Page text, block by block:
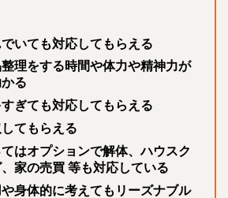
いても対応してもらえる
理をする時間や体力や精神力が
る
ぎても対応してもらえる
てもらえる
はオプションで解体、ハウスク
家の売買 等も対応している
身体的に考えてもリーズナブル